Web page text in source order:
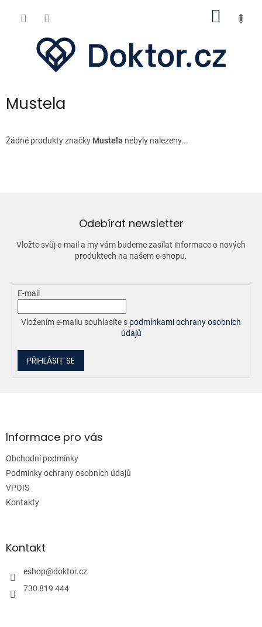
Mustela
Žádné produkty značky Mustela nebyly nalezeny...
Odebírat newsletter
Vložte svůj e-mail a my vám budeme zasílat informace o nových
produktech na našem e-shopu.
E-mail
Vložením e-mailu souhlasíte s podmínkami ochrany osobních
údajů
PŘIHLÁSIT SE
aInformace pro vás
Obchodní podmínky
Podmínky ochrany osobních údajů
VPOIS
Kontakty
Kontakt
eshop@doktor.cz
730 819 444